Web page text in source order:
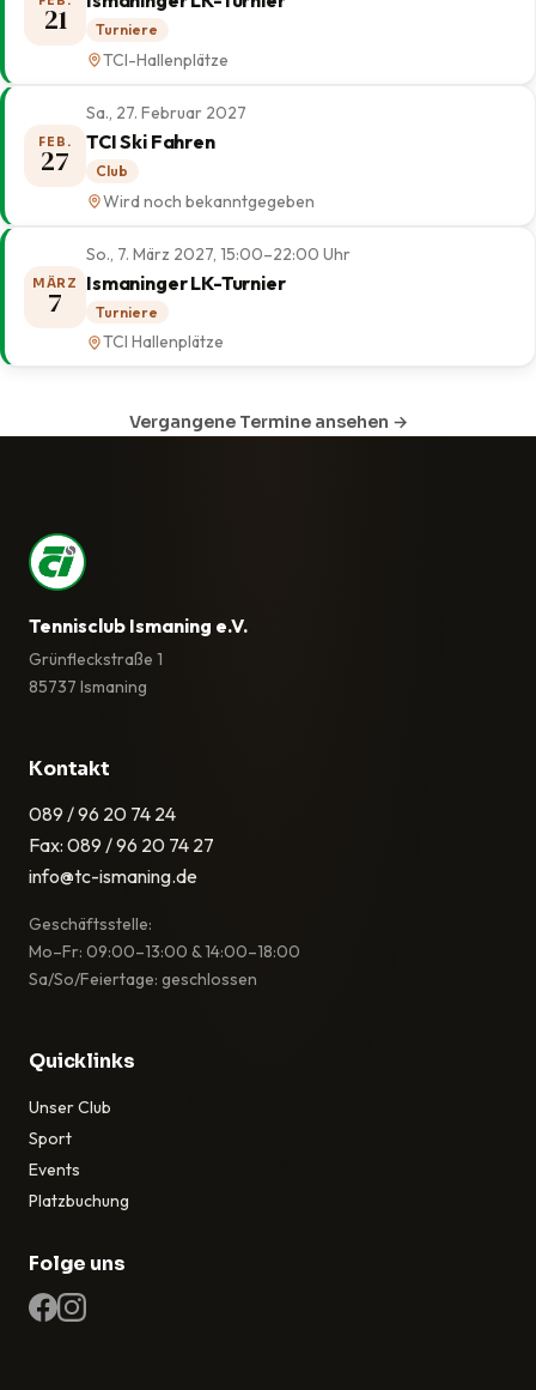
21 Turniere
TCI-Hallenplätze
FEB.
27
Sa., 27. Februar 2027
TCI Ski Fahren
Club
Wird noch bekanntgegeben
MÄRZ
7
So., 7. März 2027, 15:00–22:00 Uhr
Ismaninger LK-Turnier
Turniere
TCI Hallenplätze
Vergangene Termine ansehen →
Tennisclub Ismaning e.V.
Grünfleckstraße 1
85737 Ismaning
Kontakt
089 / 96 20 74 24
Fax: 089 / 96 20 74 27
info@tc-ismaning.de
Geschäftsstelle:
Mo–Fr: 09:00–13:00 & 14:00–18:00
Sa/So/Feiertage: geschlossen
Quicklinks
Unser Club
Sport
Events
Platzbuchung
Folge uns